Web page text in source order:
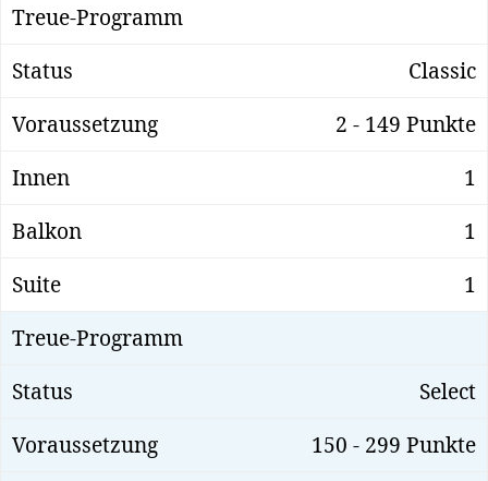
Classic
2 - 149 Punkte
1
1
1
Select
150 - 299 Punkte